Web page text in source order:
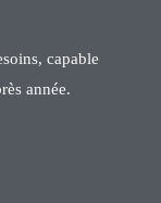
capable
année.